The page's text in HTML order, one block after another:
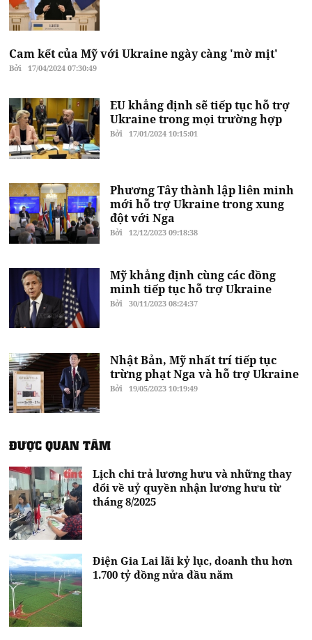
Cam kết của Mỹ với Ukraine ngày càng 'mờ mịt'
Bởi 17/04/2024 07:30:49
EU khẳng định sẽ tiếp tục hỗ trợ
Ukraine trong mọi trường hợp
Bởi 17/01/2024 10:15:01
Phương Tây thành lập liên minh
mới hỗ trợ Ukraine trong xung
đột với Nga
Bởi 12/12/2023 09:18:38
Mỹ khẳng định cùng các đồng
minh tiếp tục hỗ trợ Ukraine
Bởi 30/11/2023 08:24:37
Nhật Bản, Mỹ nhất trí tiếp tục
trừng phạt Nga và hỗ trợ Ukraine
Bởi 19/05/2023 10:19:49
ĐƯỢC QUAN TÂM
Lịch chi trả lương hưu và những thay
đổi về uỷ quyền nhận lương hưu từ
tháng 8/2025
Điện Gia Lai lãi kỷ lục, doanh thu hơn
1.700 tỷ đồng nửa đầu năm